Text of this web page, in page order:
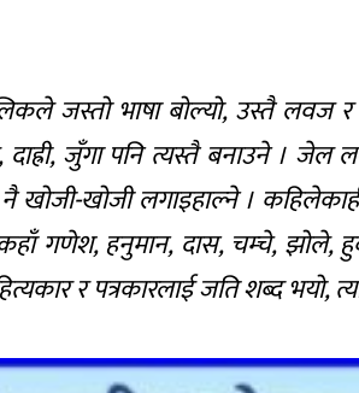
जस्तो भाषा बोल्यो, उस्तै लवज र
जुँगा पनि त्यस्तै बनाउने ।
खोजी-खोजी लगाइहाल्ने ।
गणेश, हनुमान, दास, चम्चे,
र पत्रकारलाई जति शब्द भयो,